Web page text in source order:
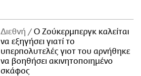
Διεθνή
Ο Ζούκερμπεργκ καλείται
να εξηγήσει γιατί το
υπερπολυτελές γιοτ του αρνήθηκε
να βοηθήσει ακινητοποιημένο
σκάφος